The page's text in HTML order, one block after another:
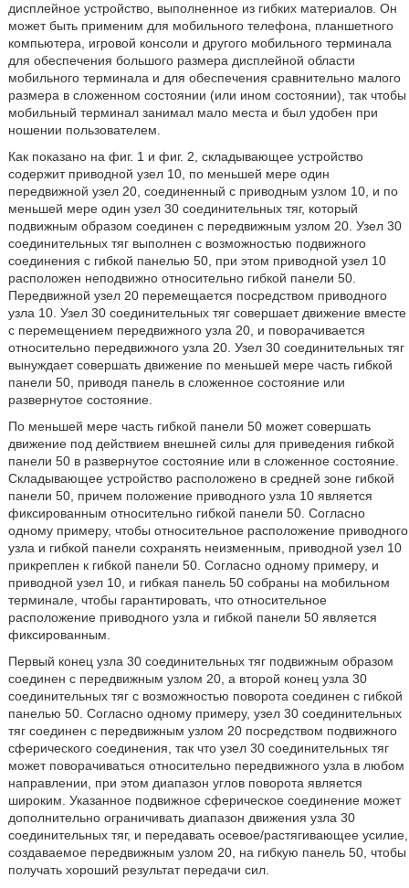
дисплейное устройство, выполненное из гибких материалов. Он
может быть применим для мобильного телефона, планшетного
компьютера, игровой консоли и другого мобильного терминала
для обеспечения большого размера дисплейной области
мобильного терминала и для обеспечения сравнительно малого
размера в сложенном состоянии (или ином состоянии), так чтобы
мобильный терминал занимал мало места и был удобен при
ношении пользователем.
Как показано на фиг. 1 и фиг. 2, складывающее устройство
содержит приводной узел 10, по меньшей мере один
передвижной узел 20, соединенный с приводным узлом 10, и по
меньшей мере один узел 30 соединительных тяг, который
подвижным образом соединен с передвижным узлом 20. Узел 30
соединительных тяг выполнен с возможностью подвижного
соединения с гибкой панелью 50, при этом приводной узел 10
расположен неподвижно относительно гибкой панели 50.
Передвижной узел 20 перемещается посредством приводного
узла 10. Узел 30 соединительных тяг совершает движение вместе
с перемещением передвижного узла 20, и поворачивается
относительно передвижного узла 20. Узел 30 соединительных тяг
вынуждает совершать движение по меньшей мере часть гибкой
панели 50, приводя панель в сложенное состояние или
развернутое состояние.
По меньшей мере часть гибкой панели 50 может совершать
движение под действием внешней силы для приведения гибкой
панели 50 в развернутое состояние или в сложенное состояние.
Складывающее устройство расположено в средней зоне гибкой
панели 50, причем положение приводного узла 10 является
фиксированным относительно гибкой панели 50. Согласно
одному примеру, чтобы относительное расположение приводного
узла и гибкой панели сохранять неизменным, приводной узел 10
прикреплен к гибкой панели 50. Согласно одному примеру, и
приводной узел 10, и гибкая панель 50 собраны на мобильном
терминале, чтобы гарантировать, что относительное
расположение приводного узла и гибкой панели 50 является
фиксированным.
Первый конец узла 30 соединительных тяг подвижным образом
соединен с передвижным узлом 20, а второй конец узла 30
соединительных тяг с возможностью поворота соединен с гибкой
панелью 50. Согласно одному примеру, узел 30 соединительных
тяг соединен с передвижным узлом 20 посредством подвижного
сферического соединения, так что узел 30 соединительных тяг
может поворачиваться относительно передвижного узла в любом
направлении, при этом диапазон углов поворота является
широким. Указанное подвижное сферическое соединение может
дополнительно ограничивать диапазон движения узла 30
соединительных тяг, и передавать осевое/растягивающее усилие,
создаваемое передвижным узлом 20, на гибкую панель 50, чтобы
получать хороший результат передачи сил.